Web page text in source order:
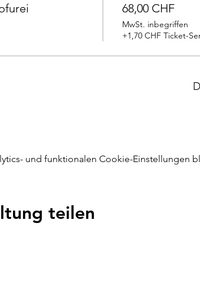
68,00 CHF
MwSt. inbegriffen
+1,70 CHF Ticket-
und funktionalen Cookie-Einstellungen
teilen